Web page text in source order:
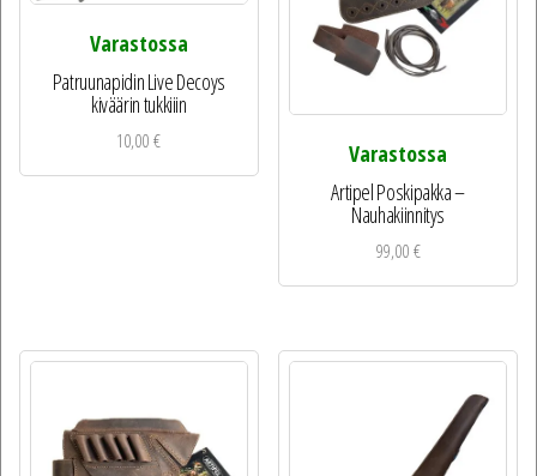
Varastossa
Patruunapidin Live Decoys
kiväärin tukkiiin
10,00€
Varastossa
Artipel Poskipakka –
Nauhakiinnitys
99,00€